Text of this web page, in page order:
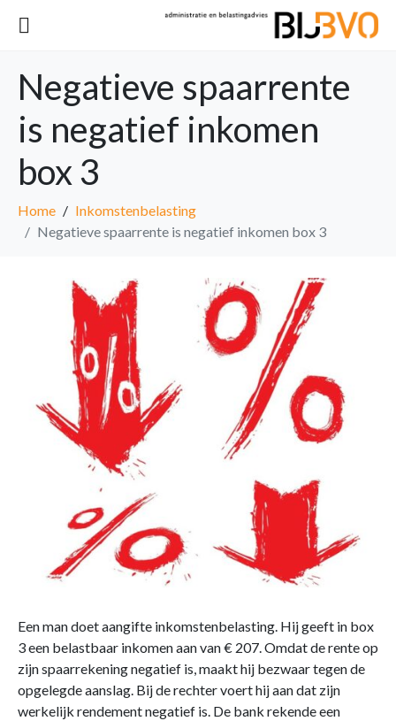
Negatieve spaarrente
is negatief inkomen
box 3
Home
Inkomstenbelasting
Negatieve spaarrente is negatief inkomen box 3
Een man doet aangifte inkomstenbelasting. Hij geeft in box
3 een belastbaar inkomen aan van € 207. Omdat de rente op
zijn spaarrekening negatief is, maakt hij bezwaar tegen de
opgelegde aanslag. Bij de rechter voert hij aan dat zijn
werkelijk rendement negatief is. De bank rekende een